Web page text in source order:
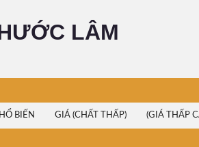
LÂM
BIẾN GIÁ (CHẤT THẤP) (GIÁ THẤP